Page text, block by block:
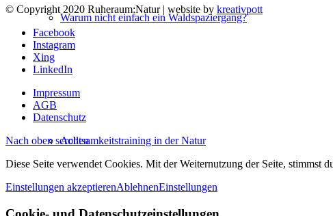
Warum nicht einfach ein Waldspaziergang?
Achtsamkeitstraining in der Natur
© Copyright 2020 Ruheraum:Natur | website by kreativpott
Facebook
Instagram
Xing
LinkedIn
Impressum
AGB
Datenschutz
Nach oben scrollen
Diese Seite verwendet Cookies. Mit der Weiternutzung der Seite, stimmst
Einstellungen akzeptierenAblehnenEinstellungen